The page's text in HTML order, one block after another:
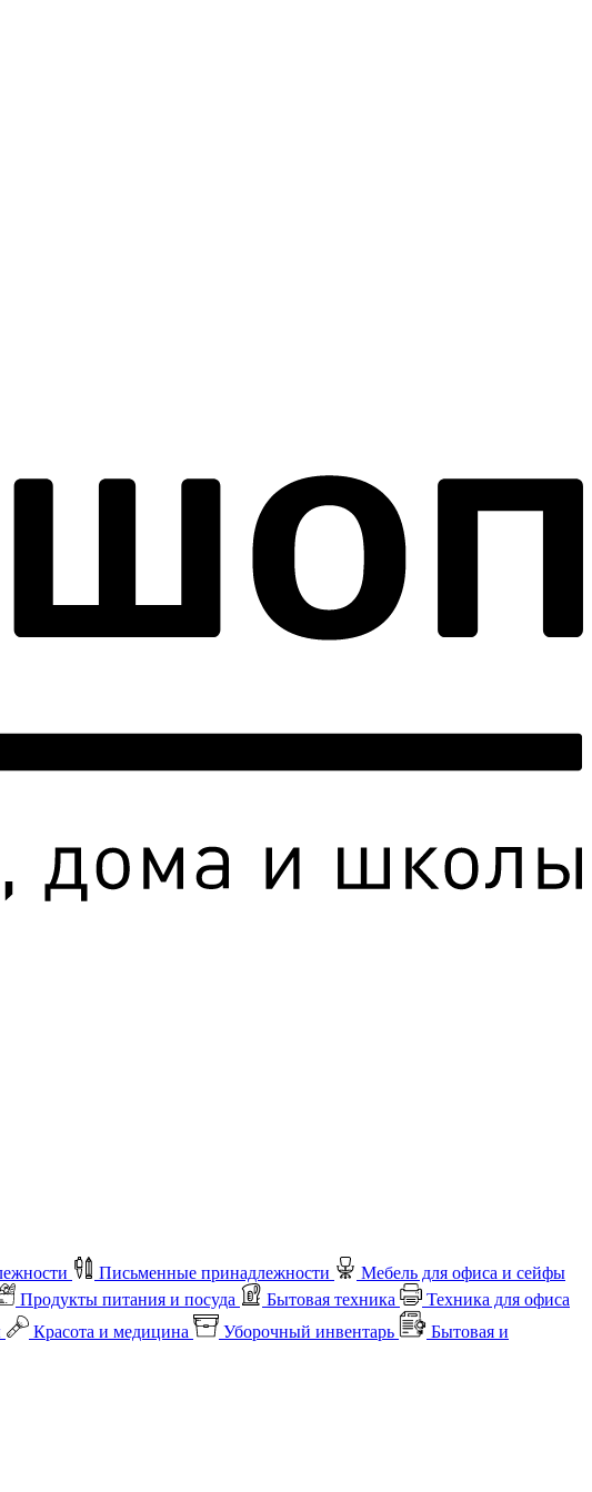
Письменные принадлежности
Мебель для офиса и сейфы
Продукты питания и посуда Бытовая техника
Техника для офиса
Красота и медицина Уборочный инвентарь
Бытовая и